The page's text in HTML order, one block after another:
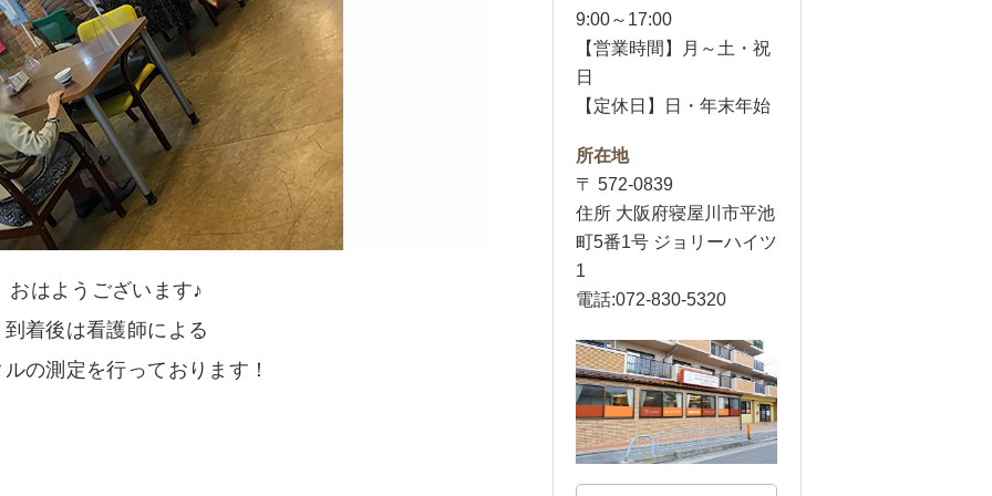
おはようございます♪
到着後は看護師による
の測定を行っております！
9:00～17:00
【営業時間】月～土・祝
日
【定休日】日・年末年始
所在地
〒 572-0839
住所 大阪府寝屋川市平池
町5番1号 ジョリーハイツ
1
電話:072-830-5320